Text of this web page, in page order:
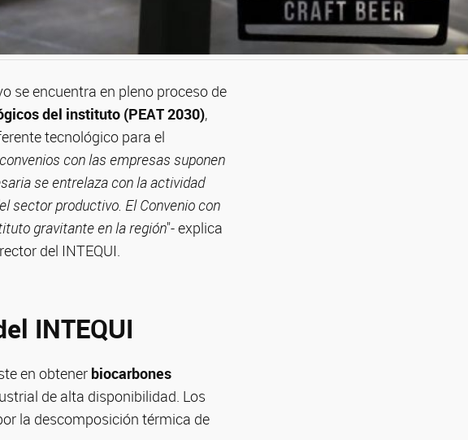
se encuentra en pleno proceso de
del instituto (PEAT 2030),
tecnológico para el
con las empresas suponen
se entrelaza con la actividad
sector productivo. El Convenio con
gravitante en la región"- explica
del INTEQUI.
INTEQUI
en obtener biocarbones
de alta disponibilidad. Los
la descomposición térmica de